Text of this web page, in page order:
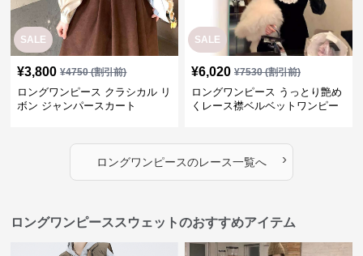
SALE
¥3,800 ¥4750(割引前)
ロングワンピース クラシカル リ
ボン ジャンパースカート
SALE
¥6,020 ¥7530(割引前)
ロングワンピース うっとり艶め
くレース襟ベルベットワンピー
ロングワンピースのレース一覧へ ›
ロングワンピーススウェットのおすすめアイテム